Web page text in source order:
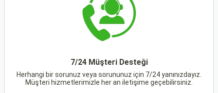
7/24 Müşteri Desteği
Herhangi bir sorunuz veya sorununuz için 7/24 yanınızdayız.
Müşteri hizmetlerimizle her an iletişime geçebilirsiniz.